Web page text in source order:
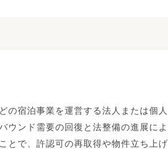
の宿泊事業を運営する法人または個人
ウンド需要の回復と法整備の進展によ
とで、許認可の再取得や物件立ち上げ